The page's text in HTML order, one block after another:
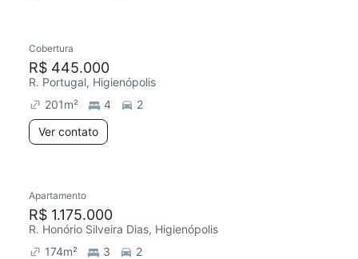
Cobertura
R$ 445.000
R. Portugal, Higienópolis
201m² 4
2
Ver contato
Redecorar
Apartamento
R$ 1.175.000
R. Honório Silveira Dias, Higienópolis
174m² 3
2